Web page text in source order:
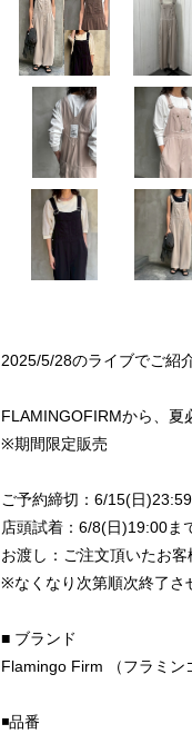
2025/5/28のライブでご紹
FLAMINGOFIRMから、夏
※期間限定販売
ご予約締切：6/15(日
店頭試着：6/8(日)19:00ま
お渡し：ご注文頂いたお
※なくなり次第順次終了さ
■ ブランド
Flamingo Firm （フラミン
◾️品番